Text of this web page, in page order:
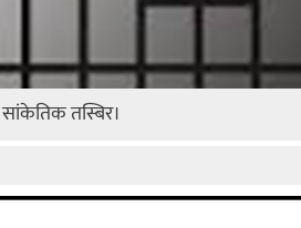
सांकेतिक तस्बिर।